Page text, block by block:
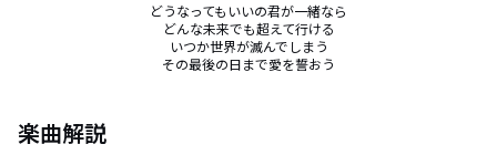
どうなってもいいの君が一緒なら
どんな未来でも超えて行ける
いつか世界が滅んでしまう
その最後の日まで愛を誓おう
楽曲解説